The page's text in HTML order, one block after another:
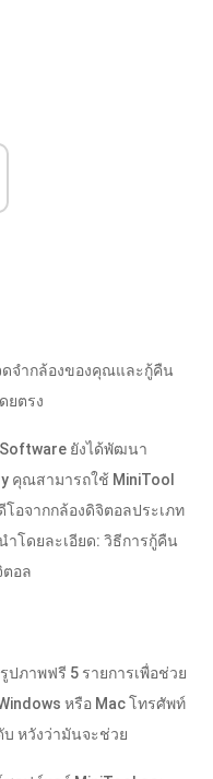
จำกล้องของคุณและกู้คืน
ยตรง
ยังได้พัฒนา
คุณสามารถใช้ MiniTool
อจากกล้องดิจิตอลประเภท
ำโดยละเอียด: วิธีการกู้คืน
ตอล
ภาพฟรี 5 รายการเพื่อช่วย
หรือ Mac โทรศัพท์
หวังว่ามันจะช่วย